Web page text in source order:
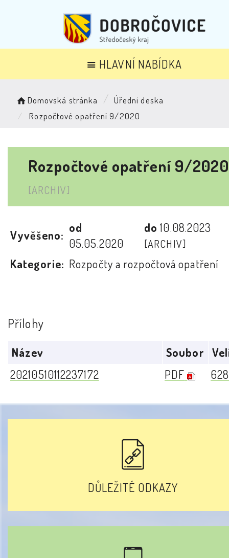
HLAVNÍ NABÍDKA
Domovská stránka
Úřední deska
Rozpočtové opatření 9/2020
Rozpočtové opatření 9/2020
[ARCHIV]
Vyvěšeno:
od
05.05.2020
do10.08.2023
[ARCHIV]
Kategorie: Rozpočty a rozpočtová opatření
Přílohy
Název Soubor
20210510112237172
PDF
DŮLEŽITÉ ODKAZY